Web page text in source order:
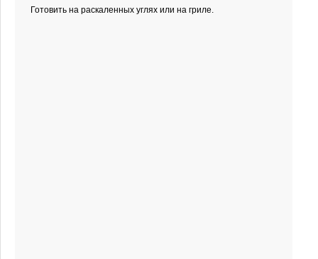
Готовить на раскаленных углях или на гриле.